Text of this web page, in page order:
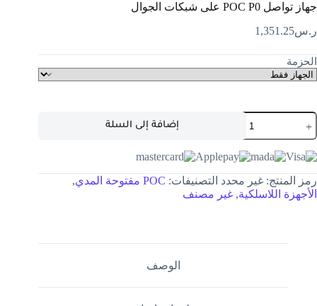
جهاز تواصل POC P0 على شبكات الجوال
ر.س1,351.25
الحزمة
إضافة إلى السلة
رمز المنتج: غير محدد التصنيفات: POC مفتوحة المدي
,
الأجهزة اللاسلكية, غير مصنف
الوصف